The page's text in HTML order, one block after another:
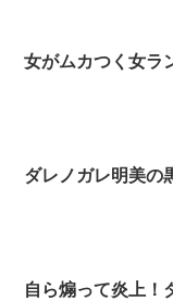
女がムカつく女ラ
ダレノガレ明美の
自ら煽って炎上！